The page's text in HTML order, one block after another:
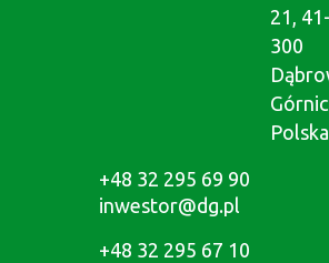
21, 41-
300
Polska
+48 32 295 69 90
inwestor@dg.pl
+48 32 295 67 10